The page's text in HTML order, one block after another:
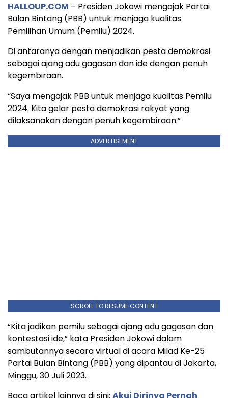
HALLOUP.COM – Presiden Jokowi mengajak Partai
Bulan Bintang (PBB) untuk menjaga kualitas
Pemilihan Umum (Pemilu) 2024.
Di antaranya dengan menjadikan pesta demokrasi
sebagai ajang adu gagasan dan ide dengan penuh
kegembiraan.
“Saya mengajak PBB untuk menjaga kualitas Pemilu
2024. Kita gelar pesta demokrasi rakyat yang
dilaksanakan dengan penuh kegembiraan.”
ADVERTISEMENT
SCROLL TO RESUME CONTENT
“Kita jadikan pemilu sebagai ajang adu gagasan dan
kontestasi ide,” kata Presiden Jokowi dalam
sambutannya secara virtual di acara Milad Ke-25
Partai Bulan Bintang (PBB) yang dipantau di Jakarta,
Minggu, 30 Juli 2023.